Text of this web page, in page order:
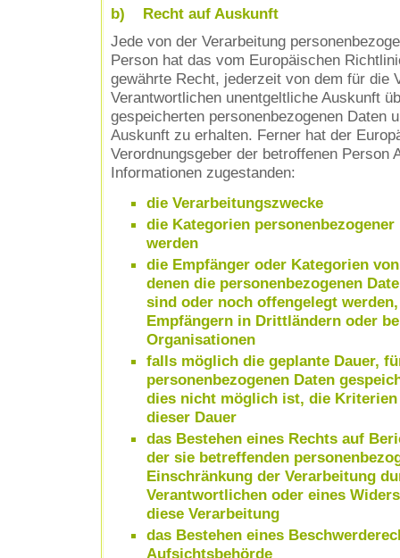
b) Recht auf Auskunft
Jede von der Verarbeitung
Person hat das vom Europäischen
gewährte Recht, jederzeit von dem für die
Verantwortlichen unentgeltliche Auskunft
gespeicherten personenbezogenen Daten
Auskunft zu erhalten. Ferner hat der
Verordnungsgeber der betroffenen Person
Informationen zugestanden:
die Verarbeitungszwecke
die Kategorien
werden
die Empfänger oder Kategorien
denen die personenbezogenen
sind oder noch offengelegt
Empfängern in Drittländern oder
Organisationen
falls möglich die geplante Dauer,
personenbezogenen Daten
dies nicht möglich ist, die
dieser Dauer
das Bestehen eines Rechts auf
der sie betreffenden
Einschränkung der Verarbeitung
Verantwortlichen oder eines
diese Verarbeitung
das Bestehen eines
Aufsichtsbehörde